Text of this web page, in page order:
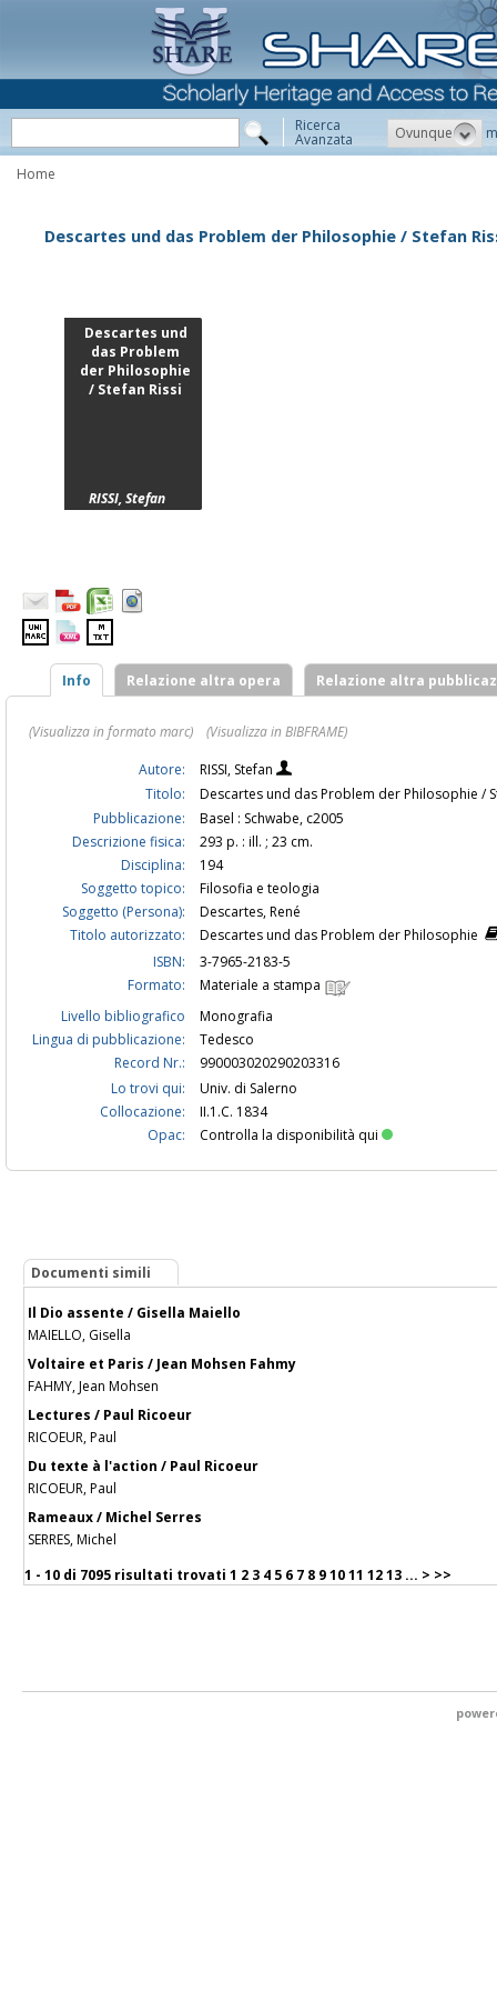
Ricerca
Avanzata Ovunque
Home
Descartes und das Problem der Philosophie / Stefan
Descartes und
das Problem
der Philosophie
/ Stefan Rissi
RISSI, Stefan
Info Relazione altra opera Relazione altra
(Visualizza in formato marc)
(Visualizza in BIBFRAME)
Autore:
RISSI, Stefan
Titolo:
Descartes und das Problem der Philosophie /
Pubblicazione:
Basel : Schwabe, c2005
Descrizione fisica:
293 p. : ill. ; 23 cm.
Disciplina:
194
Soggetto topico:
Filosofia e teologia
Soggetto (Persona):
Descartes, René
Titolo autorizzato:
Descartes und das Problem der Philosophie
ISBN:
3-7965-2183-5
Formato:
Materiale a stampa
Livello bibliografico
Monografia
Lingua di pubblicazione:
Tedesco
Record Nr.:
990003020290203316
Lo trovi qui:
Univ. di Salerno
Collocazione:
II.1.C. 1834
Opac:
Controlla la disponibilità qui
Documenti simili
Il Dio assente / Gisella Maiello
MAIELLO, Gisella
Voltaire et Paris / Jean Mohsen Fahmy
FAHMY, Jean Mohsen
Lectures / Paul Ricoeur
RICOEUR, Paul
Du texte à l'action / Paul Ricoeur
RICOEUR, Paul
Rameaux / Michel Serres
SERRES, Michel
1 - 10 di 7095 risultati trovati 1 2 3 4 5 6 7 8 91011 1213 ... > >>